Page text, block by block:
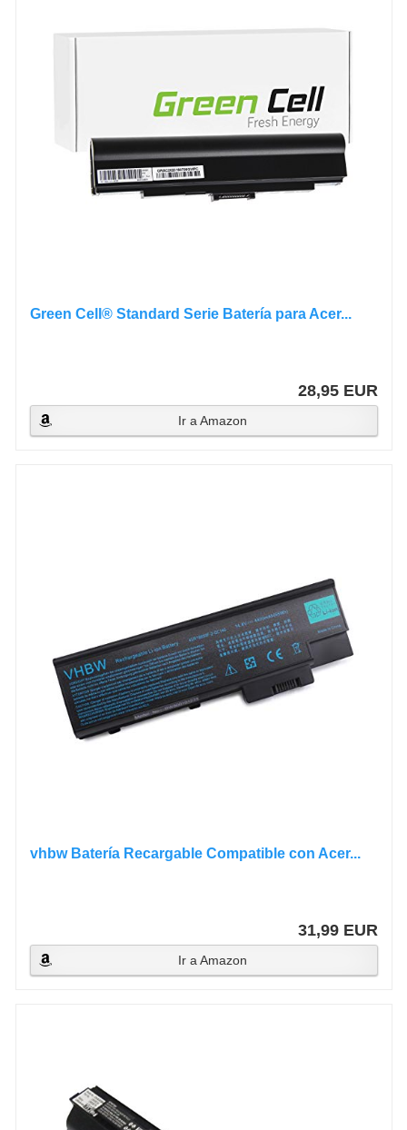
Green Cell® Standard Serie Batería para Acer...
28,95 EUR
Ir a Amazon
vhbw Batería Recargable Compatible con Acer...
31,99 EUR
Ir a Amazon